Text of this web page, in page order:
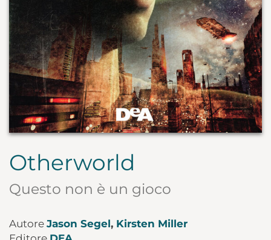
Otherworld
Questo non è un gioco
Autore Jason Segel, Kirsten Miller